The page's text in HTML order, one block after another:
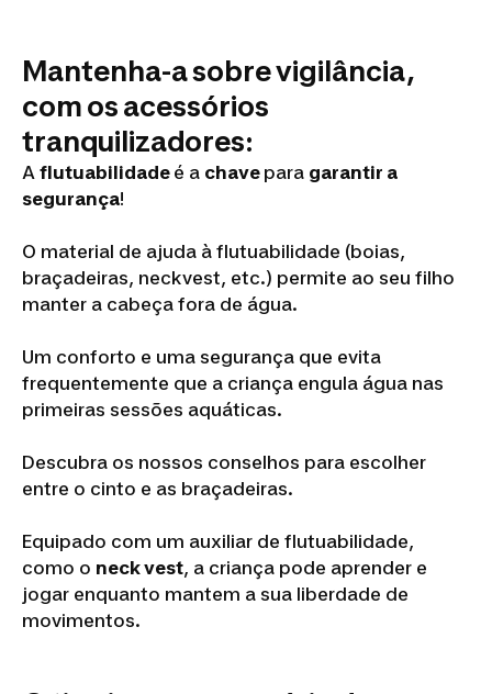
Mantenha-a sobre vigilância,
com os acessórios
tranquilizadores:
A flutuabilidade é a chave para garantir a
segurança!
O material de ajuda à flutuabilidade (boias,
braçadeiras, neckvest, etc.) permite ao seu filho
manter a cabeça fora de água.
Um conforto e uma segurança que evita
frequentemente que a criança engula água nas
primeiras sessões aquáticas.
Descubra os nossos conselhos para escolher
entre o cinto e as braçadeiras.
Equipado com um auxiliar de flutuabilidade,
como o neck vest, a criança pode aprender e
jogar enquanto mantem a sua liberdade de
movimentos.